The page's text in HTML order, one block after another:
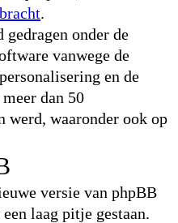
.
gedragen onder de
vanwege de
en de
dan 50
werd, waaronder ook op
versie van phpBB
laag pitje gestaan.